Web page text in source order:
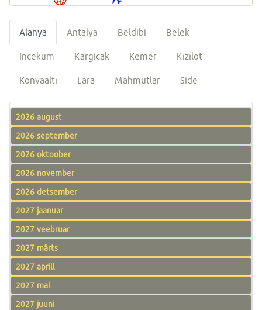
Alanya Antalya Beldibi Belek
Incekum Kargicak Kemer Kızılot
Konyaaltı Lara Mahmutlar Side
2026 august
2026 september
2026 oktoober
2026 november
2026 detsember
2027 jaanuar
2027 veebruar
2027 märts
2027 aprill
2027 mai
2027 juuni